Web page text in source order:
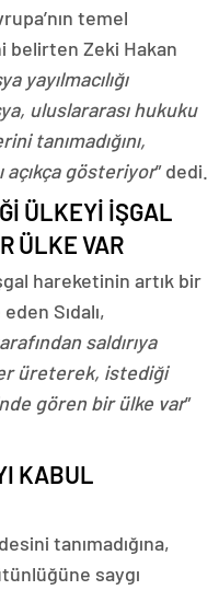
temel
belirten Zeki Hakan
yayılmacılığı
uluslararası hukuku
tanımadığını,
açıkça gösteriyor” dedi.
ÜLKEYİ İŞGAL
ÜLKE VAR
hareketinin artık bir
Sıdalı,
saldırıya
üreterek, istediği
gören bir ülke var”
KABUL
tanımadığına,
saygı